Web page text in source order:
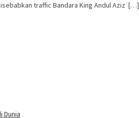
traffic Bandara King Andul Aziz […]